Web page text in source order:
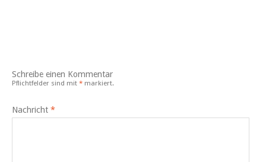
Schreibe einen Kommentar
Pflichtfelder sind mit * markiert.
Nachricht *